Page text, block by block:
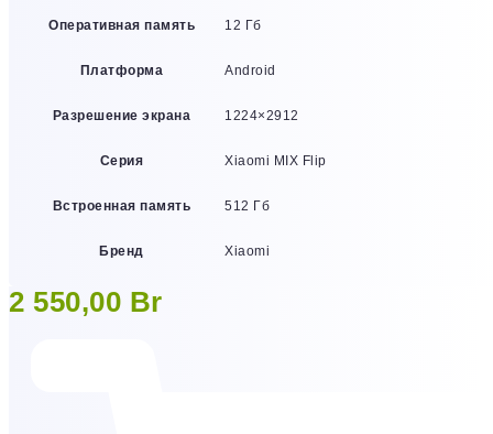
Оперативная память 12 Гб
Платформа Android
Разрешение экрана 1224×2912
Серия Xiaomi MIX Flip
Встроенная память 512 Гб
Бренд Xiaomi
2 550,00 Br